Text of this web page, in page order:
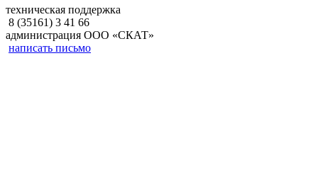
техническая поддержка
8 (35161) 3 41 66
администрация ООО «СКАТ»
написать письмо